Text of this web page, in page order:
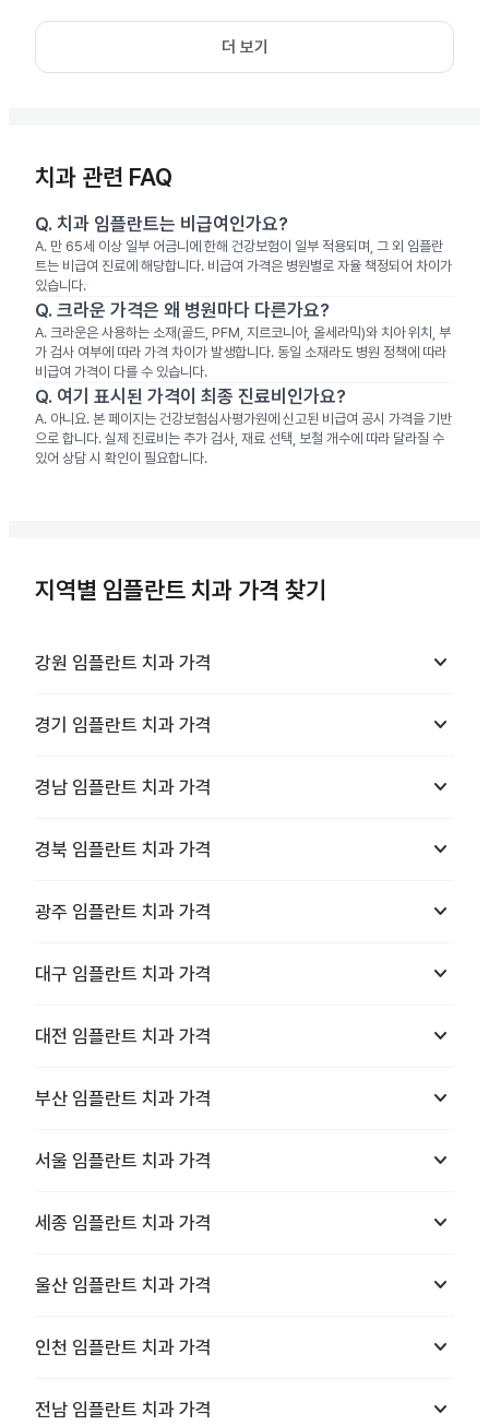
더 보기
치과 관련 FAQ
Q. 치과 임플란트는 비급여인가요?
A. 만 65세 이상 일부 어금니에 한해 건강보험이 일부 적용되며, 그 외 임플란
트는 비급여 진료에 해당합니다. 비급여 가격은 병원별로 자율 책정되어 차이가
있습니다.
Q. 크라운 가격은 왜 병원마다 다른가요?
A. 크라운은 사용하는 소재(골드, PFM, 지르코니아, 올세라믹)와 치아 위치, 부
가 검사 여부에 따라 가격 차이가 발생합니다. 동일 소재라도 병원 정책에 따라
비급여 가격이 다를 수 있습니다.
Q. 여기 표시된 가격이 최종 진료비인가요?
A. 아니요. 본 페이지는 건강보험심사평가원에 신고된 비급여 공시 가격을 기반
으로 합니다. 실제 진료비는 추가 검사, 재료 선택, 보철 개수에 따라 달라질 수
있어 상담 시 확인이 필요합니다.
지역별 임플란트 치과 가격 찾기
강원 임플란트 치과 가격 keyboard_arrow_down
경기 임플란트 치과 가격 keyboard_arrow_down
경남 임플란트 치과 가격 keyboard_arrow_down
경북 임플란트 치과 가격 keyboard_arrow_down
광주 임플란트 치과 가격 keyboard_arrow_down
대구 임플란트 치과 가격 keyboard_arrow_down
대전 임플란트 치과 가격 keyboard_arrow_down
부산 임플란트 치과 가격 keyboard_arrow_down
서울 임플란트 치과 가격 keyboard_arrow_down
세종 임플란트 치과 가격 keyboard_arrow_down
울산 임플란트 치과 가격 keyboard_arrow_down
인천 임플란트 치과 가격 keyboard_arrow_down
전남 임플란트 치과 가격 keyboard_arrow_down